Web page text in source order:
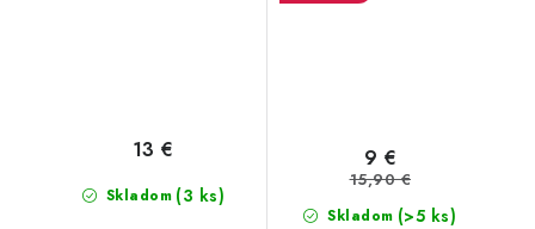
Skladom (3 ks)
13 €
Skladom (>5 ks)
9 €
15,90 €